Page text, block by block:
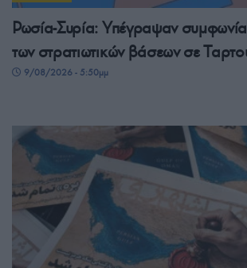
Ρωσία-Συρία: Υπέγραψαν
των στρατιωτικών βάσεων σε
9/08/2026 - 5:50μμ